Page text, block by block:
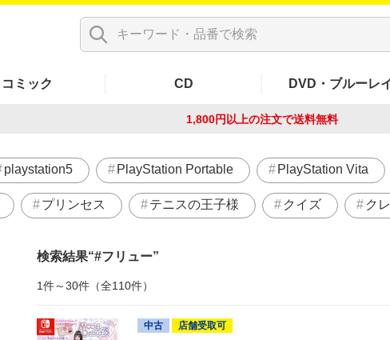
コミック CD DVD・ブルーレ
1,800円以上の注文で送料無料
playstation5 PlayStation Portable PlayStation Vita
プリンセス テニスの王子様 クイズ ク
検索結果 #フリュー
1件～30件（全110件）
中古 店舗受取可